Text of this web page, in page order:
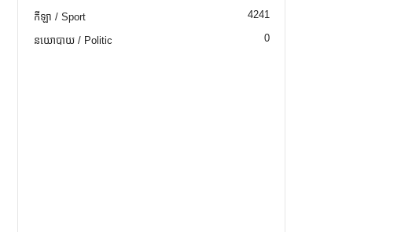
កីឡា / Sport 4241
នយោបាយ / Politic 0